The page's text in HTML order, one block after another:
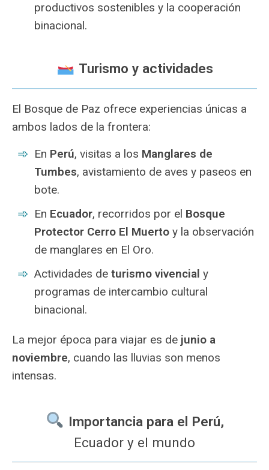
productivos sostenibles y la cooperación
binacional.
Turismo y actividades
El Bosque de Paz ofrece experiencias únicas a
ambos lados de la frontera:
En Perú, visitas a los Manglares de
Tumbes, avistamiento de aves y paseos en
bote.
En Ecuador, recorridos por el Bosque
Protector Cerro El Muerto y la observación
de manglares en El Oro.
Actividades de turismo vivencial y
programas de intercambio cultural
binacional.
La mejor época para viajar es de junio a
noviembre, cuando las lluvias son menos
intensas.
Importancia para el Perú,
Ecuador y el mundo